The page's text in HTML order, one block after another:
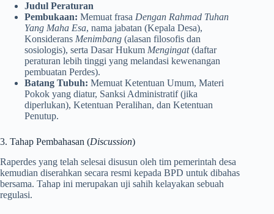
Judul Peraturan
Pembukaan: Memuat frasa Dengan Rahmad Tuhan
Yang Maha Esa, nama jabatan (Kepala Desa),
Konsiderans Menimbang (alasan filosofis dan
sosiologis), serta Dasar Hukum Mengingat(daftar
peraturan lebih tinggi yang melandasi kewenangan
pembuatan Perdes).
Batang Tubuh: Memuat Ketentuan Umum, Materi
Pokok yang diatur, Sanksi Administratif (jika
diperlukan), Ketentuan Peralihan, dan Ketentuan
Penutup.
3. Tahap Pembahasan (Discussion)
Raperdes yang telah selesai disusun oleh tim pemerintah desa
kemudian diserahkan secara resmi kepada BPD untuk dibahas
bersama. Tahap ini merupakan uji sahih kelayakan sebuah
regulasi.